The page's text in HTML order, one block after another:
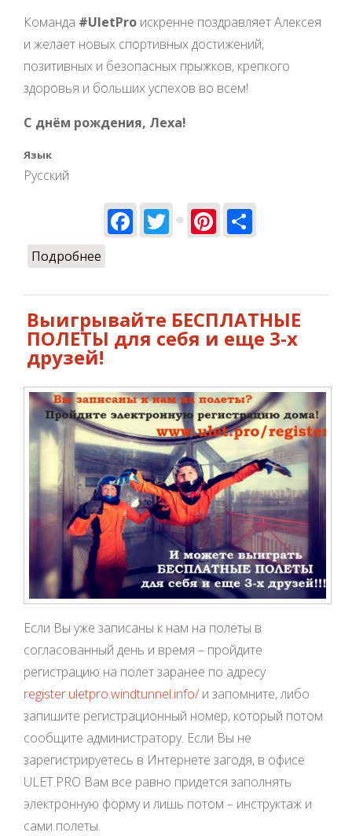
Команда #UletPro искренне поздравляет Алексея
и желает новых спортивных достижений,
позитивных и безопасных прыжков, крепкого
здоровья и больших успехов во всем!
С днём рождения, Леха!
Язык
Русский
Facebook
TwitterPinterest
Подробнее
Выигрывайте БЕСПЛАТНЫЕ
ПОЛЕТЫ для себя и еще 3-х
друзей!
Если Вы уже записаны к нам на полеты в
согласованный день и время – пройдите
регистрацию на полет заранее по адресу
register.uletpro.windtunnel.info/ и запомните, либо
запишите регистрационный номер, который потом
сообщите администратору. Если Вы не
зарегистрируетесь в Интернете загодя, в офисе
ULET.PRO Вам все равно придется заполнять
электронную форму и лишь потом – инструктаж и
сами полеты.